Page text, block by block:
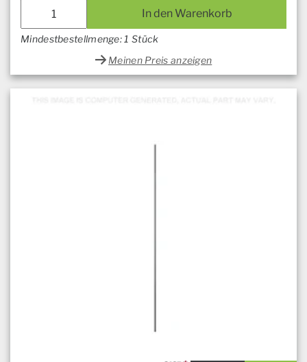
In den Warenkorb
Mindestbestellmenge: 1 Stück
Meinen Preis anzeigen